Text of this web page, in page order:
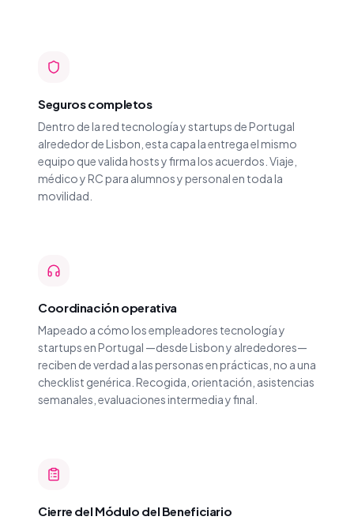
Seguros completos
Dentro de la red tecnología y startups de Portugal
alrededor de Lisbon, esta capa la entrega el mismo
equipo que valida hosts y firma los acuerdos. Viaje,
médico y RC para alumnos y personal en toda la
movilidad.
Coordinación operativa
Mapeado a cómo los empleadores tecnología y
startups en Portugal —desde Lisbon y alrededores—
reciben de verdad a las personas en prácticas, no a una
checklist genérica. Recogida, orientación, asistencias
semanales, evaluaciones intermedia y final.
Cierre del Módulo del Beneficiario